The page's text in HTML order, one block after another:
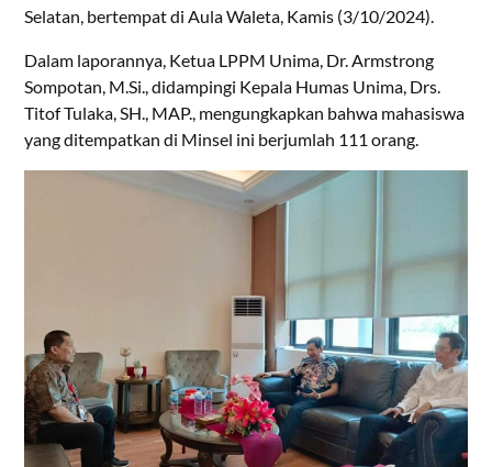
Selatan, bertempat di Aula Waleta, Kamis (3/10/2024).
Dalam laporannya, Ketua LPPM Unima, Dr. Armstrong
Sompotan, M.Si., didampingi Kepala Humas Unima, Drs.
Titof Tulaka, SH., MAP., mengungkapkan bahwa mahasiswa
yang ditempatkan di Minsel ini berjumlah 111 orang.